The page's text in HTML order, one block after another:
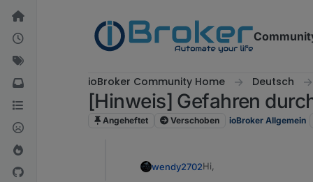
Weiter zum Inhalt
ioBroker Community Home Deutsch
[Hinweis] Gefahren
Angeheftet Verschoben ioBroker Allgemein
wendy2702Hi,